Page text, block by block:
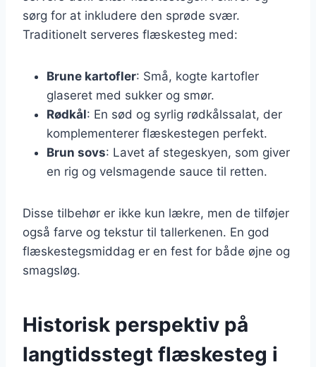
sørg for at inkludere den sprøde svær.
Traditionelt serveres flæskesteg med:
Brune kartofler: Små, kogte kartofler
glaseret med sukker og smør.
Rødkål: En sød og syrlig rødkålssalat, der
komplementerer flæskestegen perfekt.
Brun sovs: Lavet af stegeskyen, som giver
en rig og velsmagende sauce til retten.
Disse tilbehør er ikke kun lækre, men de tilføjer
også farve og tekstur til tallerkenen. En god
flæskestegsmiddag er en fest for både øjne og
smagsløg.
Historisk perspektiv på
langtidsstegt flæskesteg i